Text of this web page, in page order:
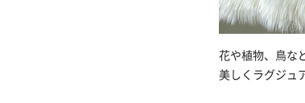
花や植物、鳥な
美しくラグジュ